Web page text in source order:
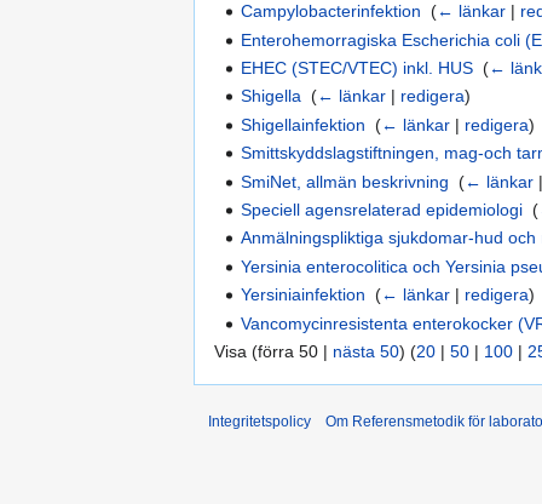
Campylobacterinfektion ‎(← länkar |
Enterohemorragiska Escherichia coli
EHEC (STEC/VTEC) inkl. HUS ‎(←
Shigella ‎(← länkar | redigera)
Shigellainfektion ‎(← länkar | redigera)
Smittskyddslagstiftningen, mag-och
SmiNet, allmän beskrivning ‎(← länkar
Speciell agensrelaterad epidemiologi ‎(
Anmälningspliktiga sjukdomar-hud
Yersinia enterocolitica och Yersinia
Yersiniainfektion ‎(← länkar | redigera)
Vancomycinresistenta enterokocker
Visa (förra 50 | nästa 50) (20 | 50 | 100 |
Integritetspolicy Om Referensmetodik för